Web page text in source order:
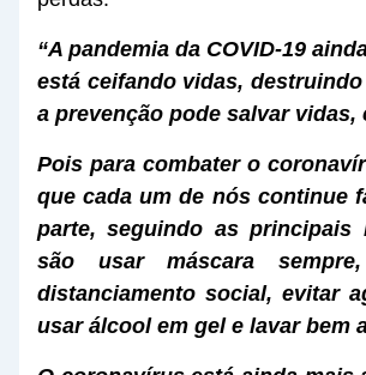
“A pandemia da COVID-19
está ceifando vidas,
a prevenção pode salvar vidas,
Pois para combater o
que cada um de nós continue
parte, seguindo as principais
são usar máscara
distanciamento social, evitar
usar álcool em gel e lavar bem